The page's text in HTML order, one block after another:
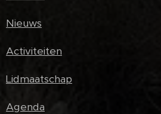
Nieuws
Activiteiten
Lidmaatschap
Agenda